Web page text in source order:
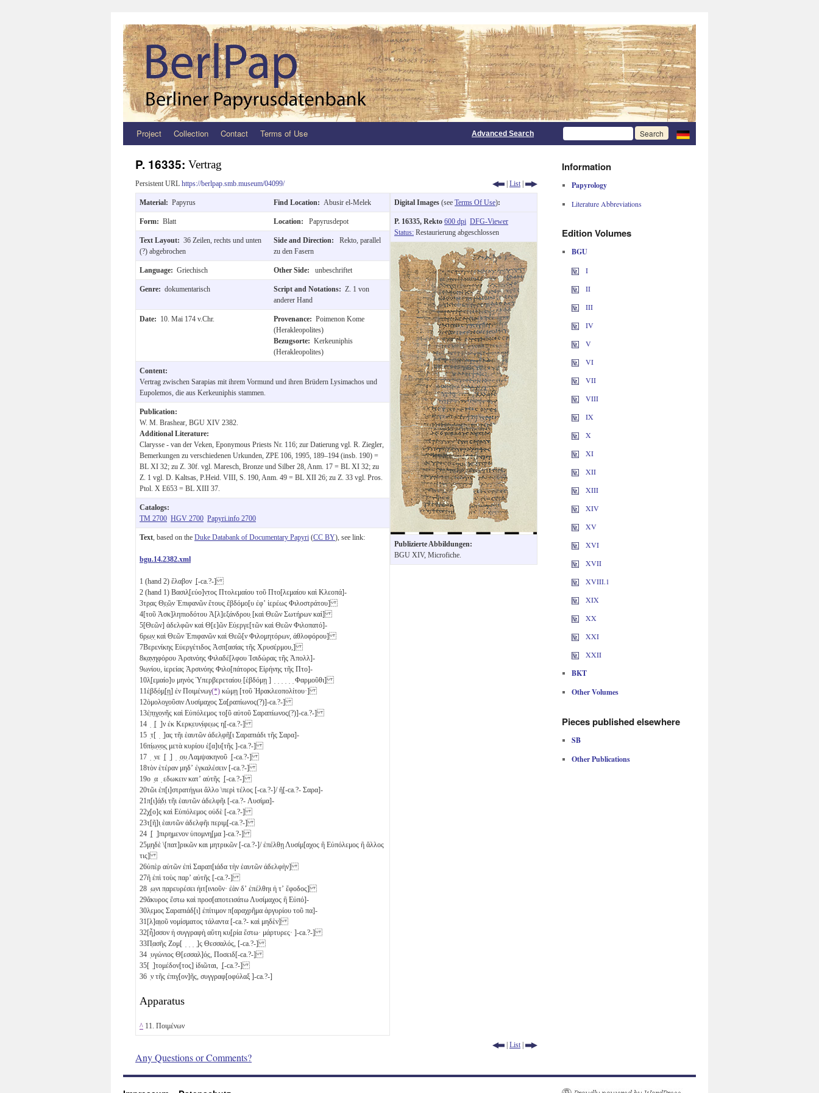
Zum
springen
Project Collection Contact Terms of Use Advanced Search
P. 16335: Vertrag
Persistent URL https://berlpap.smb.museum/04099/ | List |
Material: Papyrus Find Location: Abusir el-Melek
Form: Blatt Location: Papyrusdepot
Text Layout: 36 Zeilen, rechts und unten
(?) abgebrochen
Side and Direction:
Rekto, parallel
zu den Fasern
Language: Griechisch Other Side: unbeschriftet
Genre: dokumentarisch Script and Notations: Z. 1 von
anderer Hand
Date: 10. Mai 174 v.Chr. Provenance: Poimenon Kome
(Herakleopolites)
Bezugsorte: Kerkeuniphis
(Herakleopolites)
Content:
Vertrag zwischen Sarapias mit ihrem Vormund und ihren Brüdern Lysimachos und
Eupolemos, die aus Kerkeuniphis stammen.
Publication:
W. M. Brashear, BGU XIV 2382.
Additional Literature:
Clarysse - van der Veken, Eponymous Priests Nr. 116; zur Datierung vgl. R. Ziegler,
Bemerkungen zu verschiedenen Urkunden, ZPE 106, 1995, 189–194 (insb. 190) =
BL XI 32; zu Z. 30f. vgl. Maresch, Bronze und Silber 28, Anm. 17 = BL XI 32; zu
Z. 1 vgl. D. Kaltsas, P.Heid. VIII, S. 190, Anm. 49 = BL XII 26; zu Z. 33 vgl. Pros.
Ptol. X E653 = BL XIII 37.
Catalogs:
TM 2700 HGV 2700 Papyri.info 2700
Text , based on the Duke Databank of Documentary Papyri (CC BY), see link:
bgu.14.2382.xml
1 (hand 2) ἔλαβον ̣[-ca.?-]
2 (hand 1) Βασιλ̣[εύο]ν̣τος Πτολεμαίου τοῦ Πτο[λεμαίου καὶ Κλεοπά]-
3τρ̣ας Θ̣ε̣ῶ̣ν Ἐπιφανῶν ἔτους̣ ἔβδόμο[υ ἐφʼ ἱερέως Φιλοστράτου]
4[τοῦ Ἀσκ]ληπιοδότου Ἀ[λ]εξάνδρου̣ [καὶ Θεῶν Σωτήρων καὶ]
5[Θεῶν] ἀδελφῶν καὶ Θ[ε]ῶν Εὐ̣εργε[τῶν καὶ Θεῶν Φιλοπατό]-
6ρ̣ω̣ν̣ καὶ Θεῶν Ἐπιφανῶν καὶ Θεῶ[ν Φιλομητόρων, ἀθλοφόρου]
7Βερενίκης Εὐεργέτιδος Ἀσπ[ασίας τῆς Χρυσέρμου,]
8κ̣α̣ν̣η̣φόρου Ἀρσινόης Φιλαδέ[λφου Ἰσιδώρας τῆς Ἀπολλ]-
9ω̣νίου, ἱερείας Ἀρσινόης Φιλο[πάτορος Εἰρήνης τῆς Πτο]-
10λ̣[εμαίο]υ μηνὸς Ὑπερβερεταίου̣ [ἑβδόμῃ ] ̣ ̣ ̣ ̣ ̣ ̣ Φαρμοῦθι]
11ἑ̣βδ̣ό̣μ̣[ῃ] ἐν Ποιμένωγ(*) κώμῃ [τοῦ Ἡρακλεοπολίτου·]
12ὁμολο̣γ̣οῦσιν Λυσίμαχος Σα[ραπίωνος(?)]-ca.?-]
13ἐ̣π̣ι̣γ̣ο̣νῆς καὶ Εὐπόλεμος το̣[ῦ αὐτοῦ Σαραπίωνος(?)]-ca.?-]
14 ̣ ̣[ ̣]ν ἐκ Κερκ̣ευν̣ίφε̣ως η[-ca.?-]
15 ̣τ[ ̣ ̣]ας τῆι ἑαυτῶν ἀδελ̣φῆ[ι Σαραπιάδι τῆς Σαρα]-
16πί̣ω̣ν̣ο̣ς̣ μετὰ κυρίου ἑ̣[α]υ[τῆς ]-ca.?-]
17 ̣ ̣νε ̣[ ̣] ̣ ̣ο̣υ̣ Λαμψακηνοῦ ̣[-ca.?-]
18τὸν ἑτέραν μηδʼ ἐγκαλέσειν [-ca.?-]
19ο ̣α ̣ εδωκειν κατʼ αὐτῆς ̣[-ca.?-]
20τῶι ἐπ[ι]στρατήγωι ἄλλο \περὶ τέλος [-ca.?-]/ ἤ[-ca.?- Σαρα]-
21π̣[ι]ά̣δ̣ι τῆι ἑαυτῶν ἀδελφῆι [-ca.?- Λυσίμα]-
22χ̣[ο]ς καὶ Εὐπόλεμος οὐδὲ [-ca.?-]
23τ̣[ῆ]ι̣ ἑαυτῶν ἀδελφῆι περιμ̣[-ca.?-]
24 ̣[ ̣]πιρημενον ὑπομνη̣[μα ]-ca.?-]
25μ̣η̣δὲ \[πατ]ρικῶν και μητρικῶν [-ca.?-]/ ἐπέλθῃ Λυσίμ[αχος ἢ Εὐπόλεμος ἢ ἄλλος
τις]
26ὑπὲρ αὐτῶν ἐπὶ Σαραπ[ιάδα τὴν ἑαυτῶν ἀδελφὴν]
27ἢ ἐπὶ τοὺς παρʼ αὐτῆς [-ca.?-]
28 ̣ω̣νι π̣αρευρέσει ἡιτ[ινιοῦν· ἐὰν δʼ ἐπέλθηι ἡ τʼ ἔφοδος]
29ἄκυρος ἔστω καὶ προσ[αποτεισάτω Λυσίμαχος ἢ Εὐπό]-
30λ̣ε̣μος Σαραπιάδ[ι] ἐπίτιμον π[αραχρῆμα ἀργυρίου τοῦ πα]-
31 [λ]α̣ι̣οῦ νομίσματος τάλαντα [-ca.?- καὶ μηδὲν]
32[ἧ]σσον ἡ συγγραφὴ̣ αὕτη κυ̣[ρία ἔστω· μάρτυρες· ]-ca.?-]
33Π̣ασῆς Ζομ[ ̣ ̣ ̣ ̣]ς Θεσσαλός, [-ca.?-]
34 ̣υγώνιος Θ[εσσαλ]ό̣ς, Ποσειδ[-ca.?-]
35[ ̣]τομέδον[τος] ἰδιῶται, ̣[-ca.?-]
36 ̣ν τῆς ἐπιγ[ον]ῆς, συγγραφ[οφύλαξ ]-ca.?-]
Apparatus
^ 11. Ποιμένων
Digital Images (see Terms Of Use):
P. 16335, Rekto 600 dpi DFG-Viewer
Status: Restaurierung abgeschlossen
Publizierte Abbildungen:
BGU XIV, Microfiche.
| List |
Any Questions or Comments?
Information
Papyrology
Literature Abbreviations
Edition Volumes
BGU
I
II
III
IV
V
VI
VII
VIII
IX
X
XI
XII
XIII
XIV
XV
XVI
XVII
XVIII.1
XIX
XX
XXI
XXII
BKT
Other Volumes
Pieces published elsewhere
SB
Other Publications